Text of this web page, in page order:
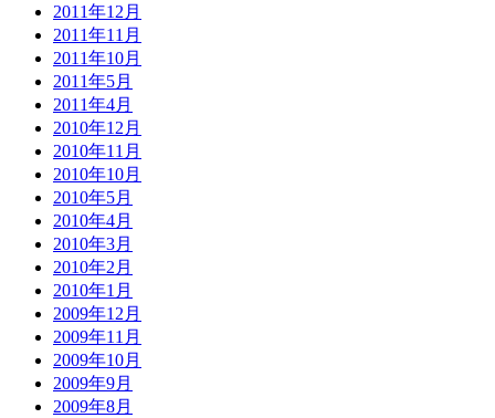
2011年12月
2011年11月
2011年10月
2011年5月
2011年4月
2010年12月
2010年11月
2010年10月
2010年5月
2010年4月
2010年3月
2010年2月
2010年1月
2009年12月
2009年11月
2009年10月
2009年9月
2009年8月